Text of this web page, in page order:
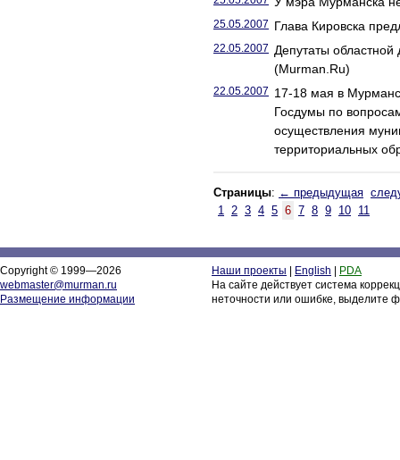
25.05.2007 Глава Кировска
22.05.2007 Депутаты
(Murman.Ru)
22.05.2007 17-18 мая в
Госдумы по
осуществления
территориальных
Страницы: ← предыдущая
1 2 3 4 5 6 7 8 9 10 11
Copyright © 1999—2026
webmaster@murman.ru
Размещение информации
Наши проекты English
PDA
На сайте действует система
неточности или ошибке, выделите